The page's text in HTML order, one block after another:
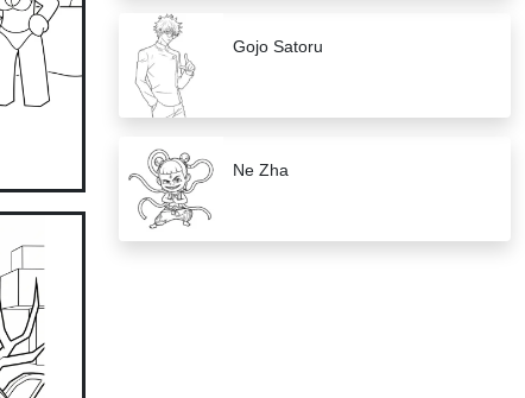
Gojo Satoru
Ne Zha